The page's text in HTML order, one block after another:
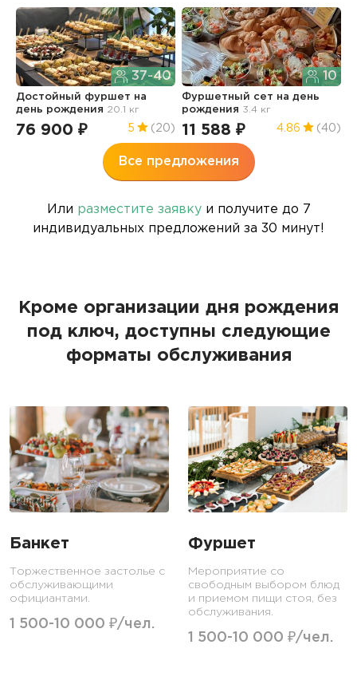
37-40
Достойный фуршет на
день рождения 20.1 кг
76 900 ₽ 5 (20)
10
Фуршетный сет на день
рождения 3.4 кг
11 588 ₽ 4.86 (40)
Все предложения
Или разместите заявкуи получите до 7
индивидуальных предложений за 30 минут!
Кроме организации дня рождения
под ключ, доступны следующие
форматы обслуживания
Банкет
Торжественное застолье с
обслуживающими
официантами.
1 500-10 000 ₽/чел.
Фуршет
Мероприятие со
свободным выбором блюд
и приемом пищи стоя, без
обслуживания.
1 500-10 000 ₽/чел.